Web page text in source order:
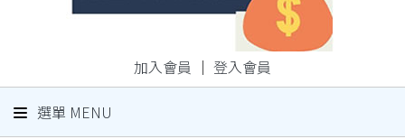
加入會員 ｜ 登入會員
選單 MENU